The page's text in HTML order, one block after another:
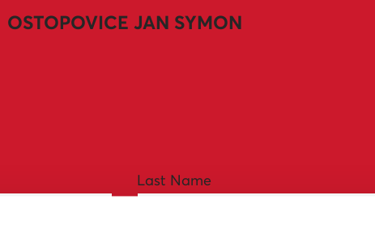
OSTOPOVICE JAN SYMON
Last Name